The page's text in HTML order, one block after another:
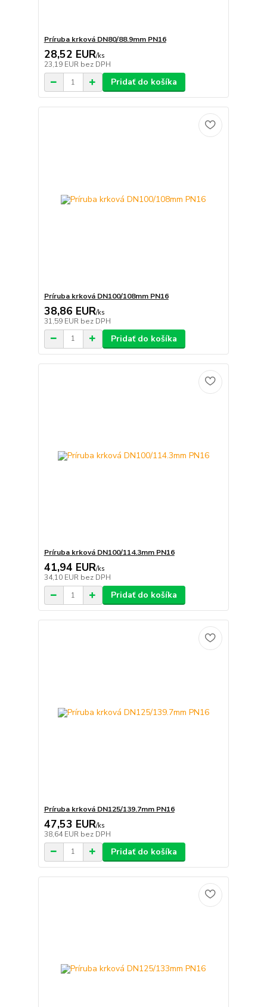
Príruba krková DN80/88.9mm PN16
28,52 EUR/ks
23,19 EUR bez DPH
Pridať do košíka
Príruba krková DN100/108mm PN16
38,86 EUR/ks
31,59 EUR bez DPH
Pridať do košíka
Príruba krková DN100/114.3mm PN16
41,94 EUR/ks
34,10 EUR bez DPH
Pridať do košíka
Príruba krková DN125/139.7mm PN16
47,53 EUR/ks
38,64 EUR bez DPH
Pridať do košíka